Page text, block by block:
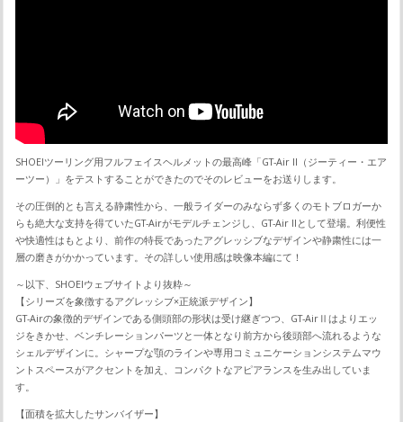
SHOEIツーリング用フルフェイスヘルメットの最高峰「GT-Air II（ジーティー・エア
ーツー）」をテストすることができたのでそのレビューをお送りします。
その圧倒的とも言える静粛性から、一般ライダーのみならず多くのモトブロガーか
らも絶大な支持を得ていたGT-Airがモデルチェンジし、GT-Air IIとして登場。利便性
や快適性はもとより、前作の特長であったアグレッシブなデザインや静粛性には一
層の磨きがかかっています。その詳しい使用感は映像本編にて！
～以下、SHOEIウェブサイトより抜粋～
【シリーズを象徴するアグレッシブ×正統派デザイン】
GT-Airの象徴的デザインである側頭部の形状は受け継ぎつつ、GT-AirⅡはよりエッ
ジをきかせ、ベンチレーションパーツと一体となり前方から後頭部へ流れるような
シェルデザインに。シャープな顎のラインや専用コミュニケーションシステムマウ
ントスペースがアクセントを加え、コンパクトなアピアランスを生み出していま
す。
【面積を拡大したサンバイザー】